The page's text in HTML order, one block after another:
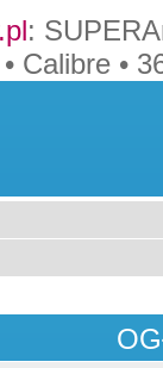
:
• Calibre •